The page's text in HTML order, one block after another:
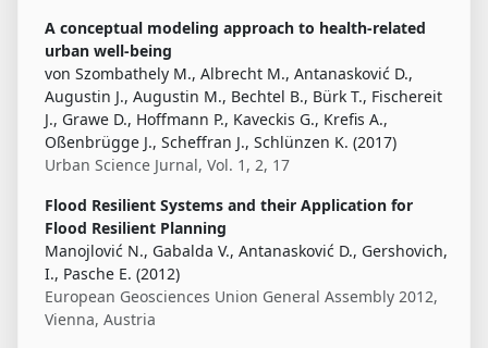
A conceptual modeling approach to health-related
urban well-being
von Szombathely M., Albrecht M., Antanasković D.,
Augustin J., Augustin M., Bechtel B., Bürk T., Fischereit
J., Grawe D., Hoffmann P., Kaveckis G., Krefis A.,
Oßenbrügge J., Scheffran J., Schlünzen K. (2017)
Urban Science Jurnal, Vol. 1, 2, 17
Flood Resilient Systems and their Application for
Flood Resilient Planning
Manojlović N., Gabalda V., Antanasković D., Gershovich,
I., Pasche E. (2012)
European Geosciences Union General Assembly 2012,
Vienna, Austria